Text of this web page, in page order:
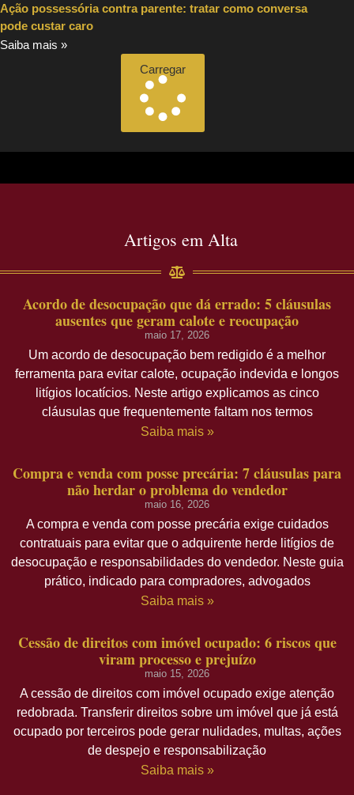
Ação possessória contra parente: tratar como conversa
pode custar caro
Saiba mais »
Carregar
Artigos em Alta
Acordo de desocupação que dá errado: 5 cláusulas
ausentes que geram calote e reocupação
maio 17, 2026
Um acordo de desocupação bem redigido é a melhor
ferramenta para evitar calote, ocupação indevida e longos
litígios locatícios. Neste artigo explicamos as cinco
cláusulas que frequentemente faltam nos termos
Saiba mais »
Compra e venda com posse precária: 7 cláusulas para
não herdar o problema do vendedor
maio 16, 2026
A compra e venda com posse precária exige cuidados
contratuais para evitar que o adquirente herde litígios de
desocupação e responsabilidades do vendedor. Neste guia
prático, indicado para compradores, advogados
Saiba mais »
Cessão de direitos com imóvel ocupado: 6 riscos que
viram processo e prejuízo
maio 15, 2026
A cessão de direitos com imóvel ocupado exige atenção
redobrada. Transferir direitos sobre um imóvel que já está
ocupado por terceiros pode gerar nulidades, multas, ações
de despejo e responsabilização
Saiba mais »